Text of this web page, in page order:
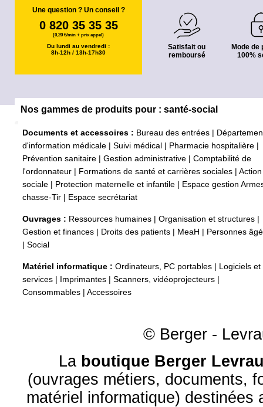
Une question ? Un conseil ?
0 820 35 35 35
(0,20 €/min + prix appel)
Du lundi au vendredi :
8h-12h / 13h-17h30
Satisfait ou
remboursé
Mode de
100%
Nos gammes de produits pour : santé-social
Documents et accessoires : Bureau des entrées
d'information médicale
Suivi médical Pharmacie hospitalière
Prévention sanitaire
Gestion administrative
Comptabilité de
l'ordonnateur
Formations de santé et carrières sociales
Action
sociale
Protection maternelle et infantile
Espace gestion
chasse-Tir
Espace secrétariat
Ouvrages : Ressources humaines Organisation et structures
Gestion et finances
Droits des patients MeaH
Personnes
Social
Matériel informatique : Ordinateurs, PC portables
Logiciels et
services
Imprimantes Scanners, vidéoprojecteurs
Consommables
Accessoires
© Berger -
La boutique Berger
(ouvrages métiers, documents,
matériel informatique) destinées